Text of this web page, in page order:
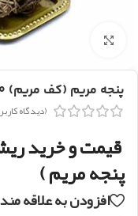
بزرگنمایی تصویر
پنجه مریم (کف مریم) ۵۰گرم
(دیدگاه کاربر
قیمت و خرید
پنجه مریم )
افزودن به علاقه